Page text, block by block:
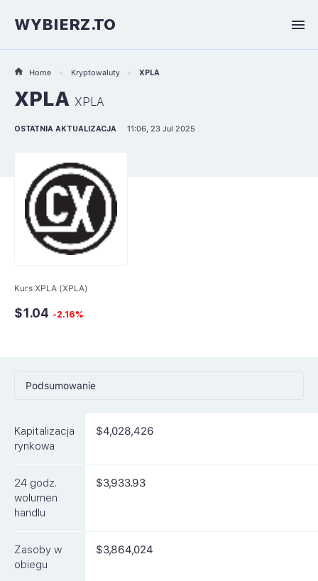
WYBIERZ.TO
Home Kryptowaluty XPLA
XPLA XPLA
OSTATNIA AKTUALIZACJA 11:06, 23 Jul 2025
Kurs XPLA (XPLA)
$1.04 -2.16%
Podsumowanie
Rynki
FAQ
Kapitalizacja
rynkowa
$4,028,426
24 godz.
wolumen
handlu
$3,933.93
Zasoby w
obiegu
$3,864,024